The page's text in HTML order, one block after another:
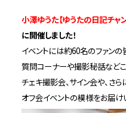
小澤ゆうた【ゆうたの日記チャ
に開催しました！
イベントには約60名のファン
質問コーナーや撮影秘話などこ
チェキ撮影会、サイン会や、さ
オフ会イベントの模様をお届け